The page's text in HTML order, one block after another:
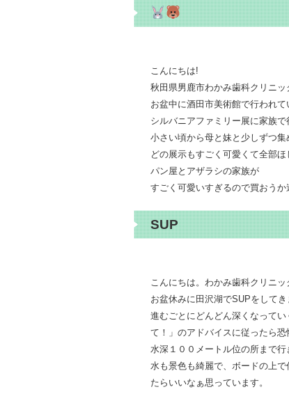
こんにちは!
秋田県男鹿市わかみ歯科クリニッ
お盆中に酒田市美術館で行われて
シルバニアファミリー展に家族で
小さい頃から母と妹と少しずつ集
どの展示もすごく可愛くて全部
パン屋とアザラシの家族が
すごく可愛いすぎるので買おう
SUP
こんにちは。わかみ歯科クリニッ
お盆休みに田沢湖でSUPをしてき
進むごとにどんどん深くなって
て！」のアドバイスに従ったら恐
水深１００メートル位の所まで行
水も景色も綺麗で、ボードの上
たらいいなぁ思っています。